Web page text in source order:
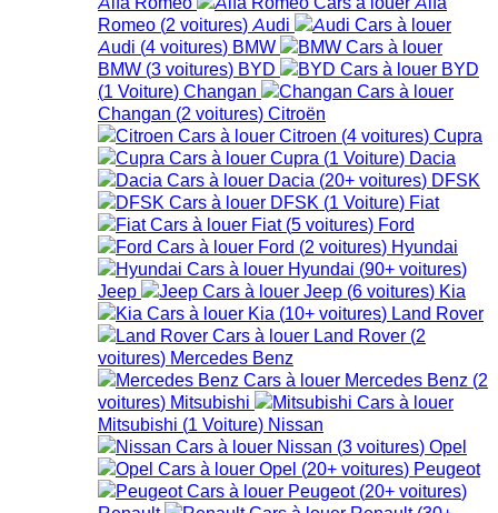
Romeo (2 voitures) Audi
Audi (4 voitures) BMW
BMW (3 voitures) BYD
BYD
(1 Voiture) Changan
Changan (2 voitures) Citroën
Citroen (4 voitures) Cupra
Cupra (1 Voiture) Dacia
Dacia (20+ voitures) DFSK
DFSK (1 Voiture) Fiat
Fiat (5 voitures) Ford
Ford (2 voitures) Hyundai
Hyundai (90+ voitures)
Jeep
Jeep (6 voitures) Kia
Kia (10+ voitures) Land Rover
Land Rover (2
voitures) Mercedes Benz
Mercedes Benz (2
voitures) Mitsubishi
Mitsubishi (1 Voiture) Nissan
Nissan (3 voitures) Opel
Opel (20+ voitures) Peugeot
Peugeot (20+ voitures)